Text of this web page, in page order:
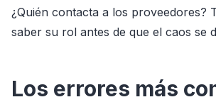
¿Quién contacta a los proveedores?
saber su rol antes de que el caos se
Los errores más